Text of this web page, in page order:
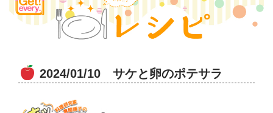
2024/01/10 サケと卵のポテサラ